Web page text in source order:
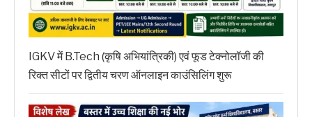
IGKV में B.Tech (कृषि अभियांत्रिकी) एवं फूड टेक्नोलॉजी की
रिक्त सीटों पर द्वितीय चरण ऑनलाइन काउंसिलिंग शुरू